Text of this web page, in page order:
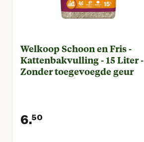
Welkoop Schoon en Fris -
Kattenbakvulling - 15 Liter -
Zonder toegevoegde geur
6.50